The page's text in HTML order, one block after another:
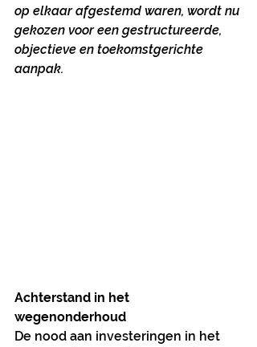
op elkaar afgestemd waren, wordt nu
gekozen voor een gestructureerde,
objectieve en toekomstgerichte
aanpak.
Achterstand in het
wegenonderhoud
De nood aan investeringen in het